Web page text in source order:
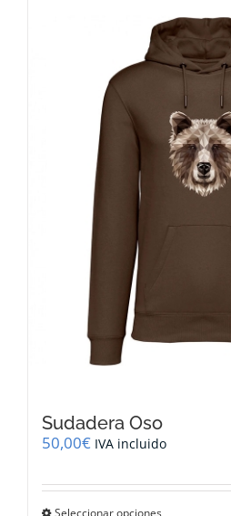
variantes.
Las
opciones
se
pueden
elegir
en
la
página
de
producto
Sudadera Oso
50,00€ IVA incluido